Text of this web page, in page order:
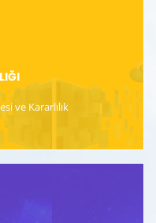
ve Kararlılık